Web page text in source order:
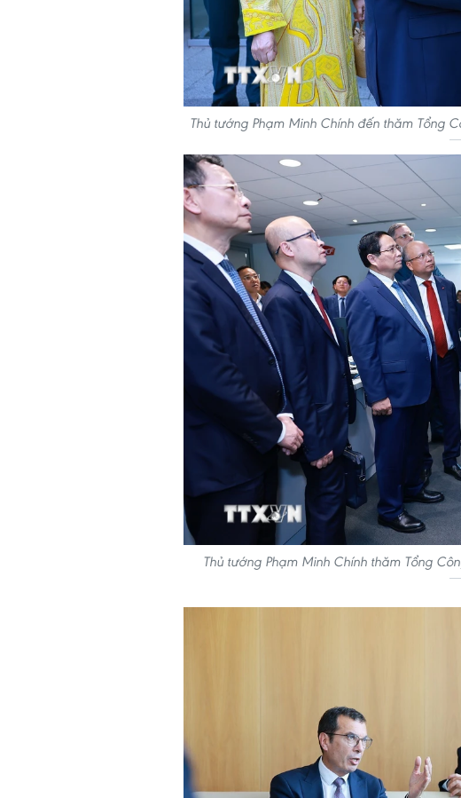
Thủ tướng Phạm Minh Chính đến thăm Tổng
Thủ tướng Phạm Minh Chính thăm Tổng